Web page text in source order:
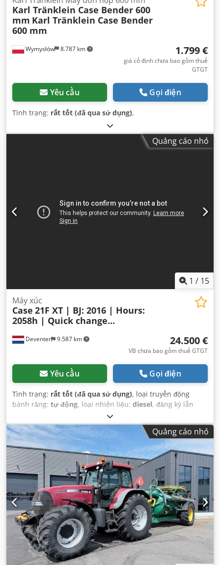
Wymysłów 8.787 km
Karl Tränklein Case Bender 600
mm Karl Tränklein Case Bender
600 mm
1.799 €
giá cố định chưa bao gồm thuế
GTGT
Yêu cầu Gọi điện
Tình trạng: rất tốt (đã qua sử dụng),
Quảng cáo nhỏ
1 / 15
Deventer 9.587 km
Máy xúc
Case 21F XT | BJ: 2016 | Hours:
2058h | Quick change...
24.500 €
VB chưa bao gồm thuế GTGT
Yêu cầu Gọi điện
Tình trạng: rất tốt (đã qua sử dụng), loại truyền động
bánh răng: tự động, loại nhiên liệu: diesel, đăng ký lần
, Năm sản xuất:2016
Thiết bị:cabin,
Quảng cáo nhỏ